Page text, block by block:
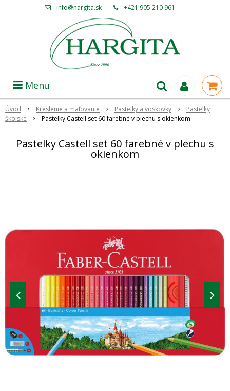
info@hargita.sk +421 905 210 961
Menu
Úvod Kreslenie a maľovanie Pastelky a voskovky
Pastelky
školské
Pastelky Castell set 60 farebné v plechu s okienkom
Pastelky Castell set 60 farebné v plechu s
okienkom